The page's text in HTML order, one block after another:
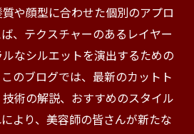
や顔型に合わせた個別のアプロ
、テクスチャーのあるレイヤー
なシルエットを演出するための
のブログでは、最新のカットト
術の解説、おすすめのスタイル
より、美容師の皆さんが新たな